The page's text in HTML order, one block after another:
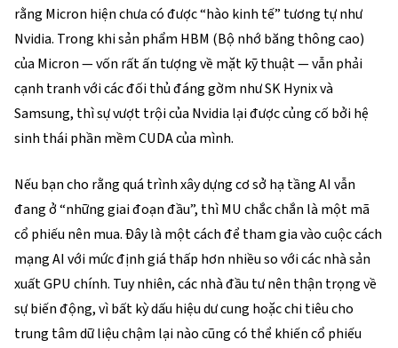
rằng Micron hiện chưa có được “hào kinh tế” tương tự như
Nvidia. Trong khi sản phẩm HBM (Bộ nhớ băng thông cao)
của Micron — vốn rất ấn tượng về mặt kỹ thuật — vẫn phải
cạnh tranh với các đối thủ đáng gờm như SK Hynix và
Samsung, thì sự vượt trội của Nvidia lại được củng cố bởi hệ
sinh thái phần mềm CUDA của mình.
Nếu bạn cho rằng quá trình xây dựng cơ sở hạ tầng AI vẫn
đang ở “những giai đoạn đầu”, thì MU chắc chắn là một mã
cổ phiếu nên mua. Đây là một cách để tham gia vào cuộc cách
mạng AI với mức định giá thấp hơn nhiều so với các nhà sản
xuất GPU chính. Tuy nhiên, các nhà đầu tư nên thận trọng về
sự biến động, vì bất kỳ dấu hiệu dư cung hoặc chi tiêu cho
trung tâm dữ liệu chậm lại nào cũng có thể khiến cổ phiếu